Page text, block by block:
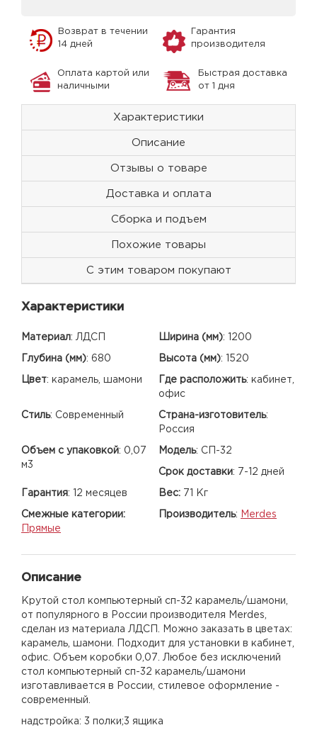
Возврат в течении
14 дней
Гарантия
производителя
Оплата картой или
наличными
Быстрая доставка
от 1 дня
Характеристики
Описание
Отзывы о товаре
Доставка и оплата
Сборка и подъем
Похожие товары
С этим товаром покупают
Характеристики
Материал: ЛДСП Ширина (мм): 1200
Глубина (мм): 680 Высота (мм): 1520
Цвет: карамель, шамони Где расположить: кабинет,
офис
Стиль: Современный Страна-изготовитель:
Россия
Объем с упаковкой: 0,07
м3
Модель: СП-32
Срок доставки: 7-12 дней
Гарантия: 12 месяцев Вес: 71 Кг
Смежные категории:
Прямые
Производитель: Merdes
Описание
Крутой стол компьютерный сп-32 карамель/шамони,
от популярного в России производителя Merdes,
сделан из материала ЛДСП. Можно заказать в цветах:
карамель, шамони. Подходит для установки в кабинет,
офис. Объем коробки 0,07. Любое без исключений
стол компьютерный сп-32 карамель/шамони
изготавливается в России, стилевое оформление -
современный.
надстройка: 3 полки;3 ящика